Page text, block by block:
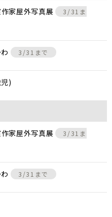
家屋外写真展
3/31ま
3/31まで
)
家屋外写真展
3/31ま
3/31まで